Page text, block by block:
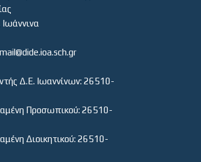
Δ.Ε. Ιωαννίνων: 26510-
Προσωπικού: 26510-
Διοικητικού: 26510-